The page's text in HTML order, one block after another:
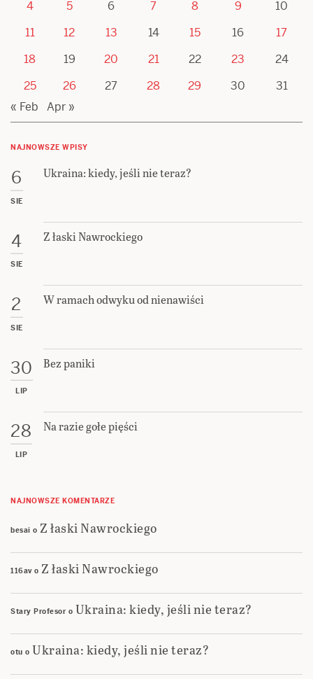
4
5 6 7 8 9
10
11
12 13 14 15 16
17
18
19 20 21 22 23
24
25
26 27 28 29 30
31
« Feb
Apr »
NAJNOWSZE WPISY
6
SIE
Ukraina: kiedy, jeśli nie teraz?
4
SIE
Z łaski Nawrockiego
2
SIE
W ramach odwyku od nienawiści
30
LIP
Bez paniki
28
LIP
Na razie gołe pięści
NAJNOWSZE KOMENTARZE
besai o Z łaski Nawrockiego
116avo Z łaski Nawrockiego
Stary Profesor o Ukraina: kiedy, jeśli nie teraz?
otu o Ukraina: kiedy, jeśli nie teraz?